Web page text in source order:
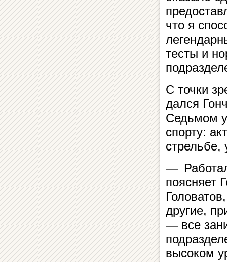
что я
тесты и
С точки
дался
Седьмом
спорту:
стрельбе,
—
поясняет
другие,
— все
высоком